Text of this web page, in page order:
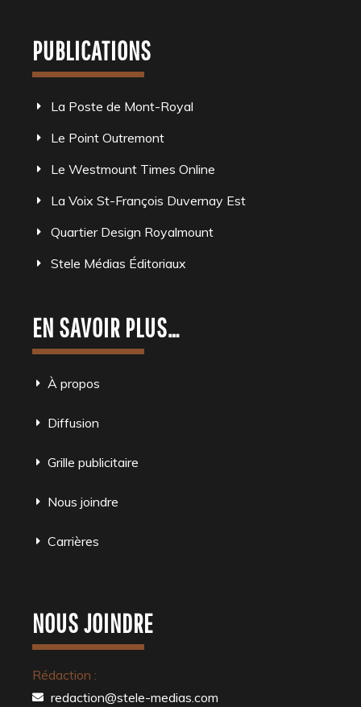
PUBLICATIONS
La Poste de Mont-Royal
Le Point Outremont
Le Westmount Times Online
La Voix St-François Duvernay Est
Quartier Design Royalmount
Stele Médias Éditoriaux
EN SAVOIR PLUS…
À propos
Diffusion
Grille publicitaire
Nous joindre
Carrières
NOUS JOINDRE
Rédaction :
redaction@stele-medias.com